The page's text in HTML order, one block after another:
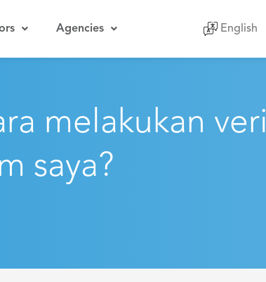
Agencies English
Indonesia
melakukan
saya?